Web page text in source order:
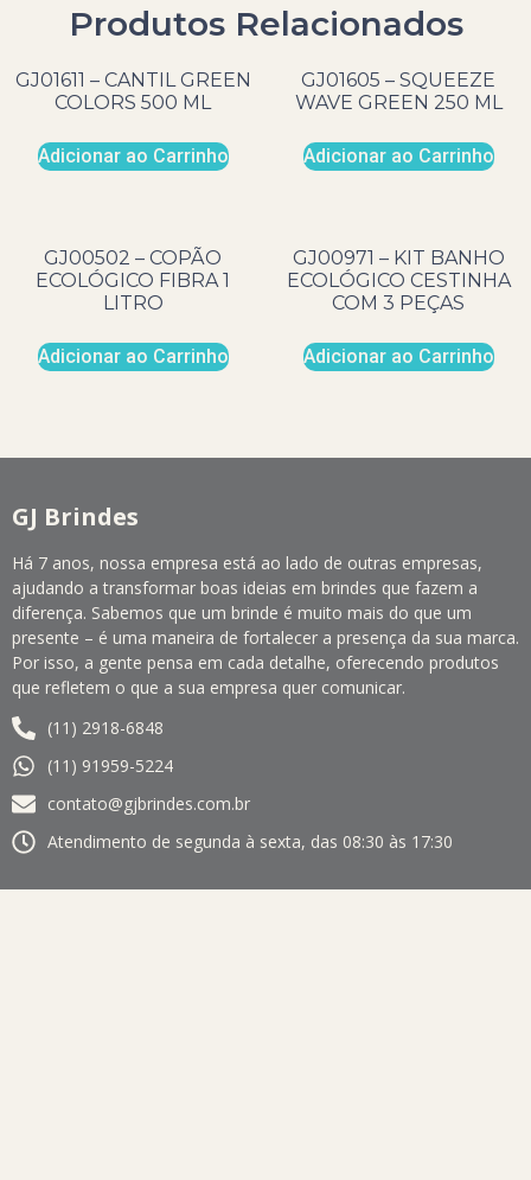
Produtos Relacionados
GJ01611 – CANTIL GREEN
COLORS 500 ML
Adicionar ao Carrinho
GJ01605 – SQUEEZE
WAVE GREEN 250 ML
Adicionar ao Carrinho
GJ00502 – COPÃO
ECOLÓGICO FIBRA 1
LITRO
Adicionar ao Carrinho
GJ00971 – KIT BANHO
ECOLÓGICO CESTINHA
COM 3 PEÇAS
Adicionar ao Carrinho
GJ Brindes
Há 7 anos, nossa empresa está ao lado de outras empresas,
ajudando a transformar boas ideias em brindes que fazem a
diferença. Sabemos que um brinde é muito mais do que um
presente – é uma maneira de fortalecer a presença da sua marca.
Por isso, a gente pensa em cada detalhe, oferecendo produtos
que refletem o que a sua empresa quer comunicar.
(11) 2918-6848
(11) 91959-5224
contato@gjbrindes.com.br
Atendimento de segunda à sexta, das 08:30 às 17:30